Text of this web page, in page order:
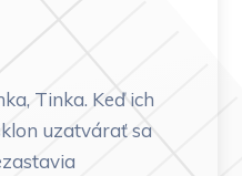
Tinka. Keď ich
uzatvárať sa